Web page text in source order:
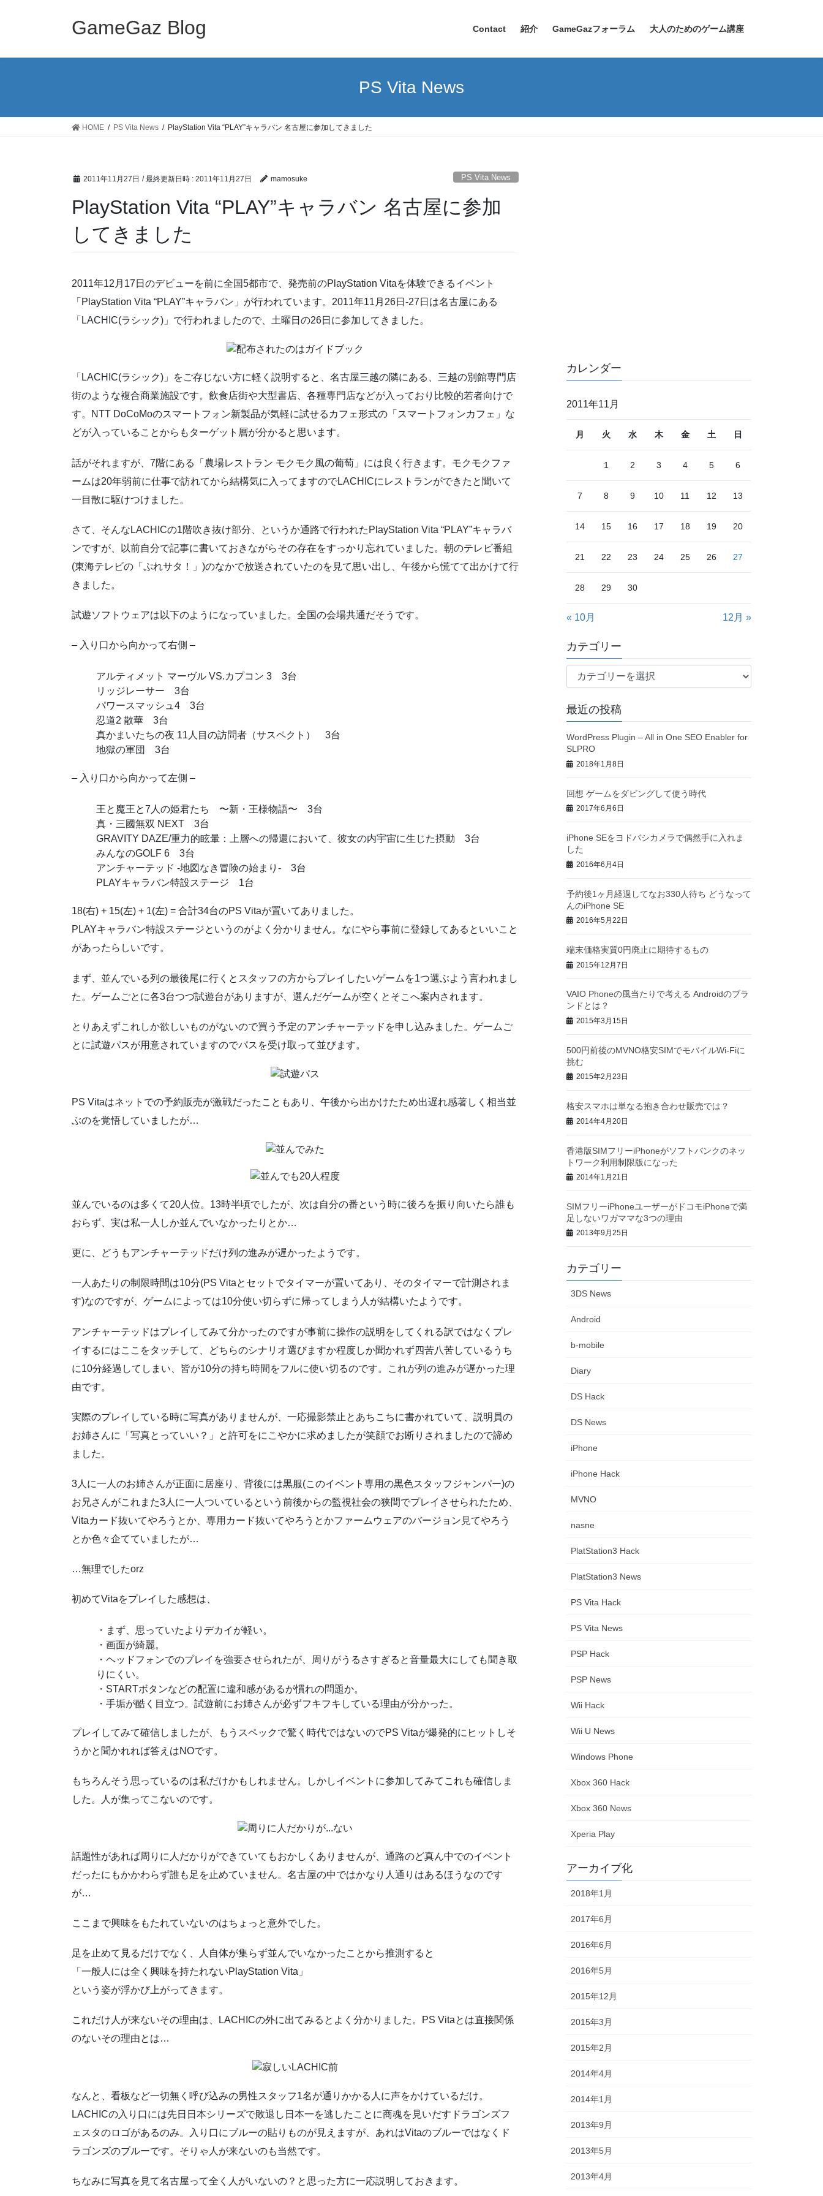
GameGaz Blog Contact 紹介 GameGazフォーラム 大人のためのゲーム講座
PS Vita News
HOME PS Vita News PlayStation Vita “PLAY”キャラバン 名古屋に参加してきました
2011年11月27日 / 最終更新日時 : 2011年11月27日 mamosuke PS Vita News
PlayStation Vita “PLAY”キャラバン 名古屋に参加
してきました
2011年12月17日のデビューを前に全国5都市で、発売前のPlayStation Vitaを体験できるイベント
「PlayStation Vita “PLAY”キャラバン」が行われています。2011年11月26日-27日は名古屋にある
「LACHIC(ラシック)」で行われましたので、土曜日の26日に参加してきました。
「LACHIC(ラシック)」をご存じない方に軽く説明すると、名古屋三越の隣にある、三越の別館専門店
街のような複合商業施設です。飲食店街や大型書店、各種専門店などが入っており比較的若者向けで
す。NTT DoCoMoのスマートフォン新製品が気軽に試せるカフェ形式の「スマートフォンカフェ」な
どが入っていることからもターゲット層が分かると思います。
話がそれますが、7階にある「農場レストラン モクモク風の葡萄」には良く行きます。モクモクファ
ームは20年弱前に仕事で訪れてから結構気に入ってますのでLACHICにレストランができたと聞いて
一目散に駆けつけました。
さて、そんなLACHICの1階吹き抜け部分、というか通路で行われたPlayStation Vita “PLAY”キャラバ
ンですが、以前自分で記事に書いておきながらその存在をすっかり忘れていました。朝のテレビ番組
(東海テレビの「ぷれサタ！」)のなかで放送されていたのを見て思い出し、午後から慌てて出かけて行
きました。
試遊ソフトウェアは以下のようになっていました。全国の会場共通だそうです。
– 入り口から向かって右側 –
アルティメット マーヴル VS.カプコン 3 3台
リッジレーサー 3台
パワースマッシュ4 3台
忍道2 散華 3台
真かまいたちの夜 11人目の訪問者（サスペクト） 3台
地獄の軍団 3台
– 入り口から向かって左側 –
王と魔王と7人の姫君たち 〜新・王様物語〜 3台
真・三國無双 NEXT 3台
GRAVITY DAZE/重力的眩暈：上層への帰還において、彼女の内宇宙に生じた摂動 3台
みんなのGOLF 6 3台
アンチャーテッド -地図なき冒険の始まり- 3台
PLAYキャラバン特設ステージ 1台
18(右) + 15(左) + 1(左) = 合計34台のPS Vitaが置いてありました。
PLAYキャラバン特設ステージというのがよく分かりません。なにやら事前に登録してあるといいこと
があったらしいです。
まず、並んでいる列の最後尾に行くとスタッフの方からプレイしたいゲームを1つ選ぶよう言われまし
た。ゲームごとに各3台つづ試遊台がありますが、選んだゲームが空くとそこへ案内されます。
とりあえずこれしか欲しいものがないので買う予定のアンチャーテッドを申し込みました。ゲームご
とに試遊パスが用意されていますのでパスを受け取って並びます。
PS Vitaはネットでの予約販売が激戦だったこともあり、午後から出かけたため出遅れ感著しく相当並
ぶのを覚悟していましたが…
並んでいるのは多くて20人位。13時半頃でしたが、次は自分の番という時に後ろを振り向いたら誰も
おらず、実は私一人しか並んでいなかったりとか…
更に、どうもアンチャーテッドだけ列の進みが遅かったようです。
一人あたりの制限時間は10分(PS Vitaとセットでタイマーが置いてあり、そのタイマーで計測されま
す)なのですが、ゲームによっては10分使い切らずに帰ってしまう人が結構いたようです。
アンチャーテッドはプレイしてみて分かったのですが事前に操作の説明をしてくれる訳ではなくプレ
イするにはここをタッチして、どちらのシナリオ選びますか程度しか聞かれず四苦八苦しているうち
に10分経過してしまい、皆が10分の持ち時間をフルに使い切るのです。これが列の進みが遅かった理
由です。
実際のプレイしている時に写真がありませんが、一応撮影禁止とあちこちに書かれていて、説明員の
お姉さんに「写真とっていい？」と許可をにこやかに求めましたが笑顔でお断りされましたので諦め
ました。
3人に一人のお姉さんが正面に居座り、背後には黒服(このイベント専用の黒色スタッフジャンパー)の
お兄さんがこれまた3人に一人ついているという前後からの監視社会の狭間でプレイさせられたため、
Vitaカード抜いてやろうとか、専用カード抜いてやろうとかファームウェアのバージョン見てやろう
とか色々企てていましたが…
…無理でしたorz
初めてVitaをプレイした感想は、
・まず、思っていたよりデカイが軽い。
・画面が綺麗。
・ヘッドフォンでのプレイを強要させられたが、周りがうるさすぎると音量最大にしても聞き取
りにくい。
・STARTボタンなどの配置に違和感があるが慣れの問題か。
・手垢が酷く目立つ。試遊前にお姉さんが必ずフキフキしている理由が分かった。
プレイしてみて確信しましたが、もうスペックで驚く時代ではないのでPS Vitaが爆発的にヒットしそ
うかと聞かれれば答えはNOです。
もちろんそう思っているのは私だけかもしれません。しかしイベントに参加してみてこれも確信しま
した。人が集ってこないのです。
話題性があれば周りに人だかりができていてもおかしくありませんが、通路のど真ん中でのイベント
だったにもかかわらず誰も足を止めていません。名古屋の中ではかなり人通りはあるほうなのです
が…
ここまで興味をもたれていないのはちょっと意外でした。
足を止めて見るだけでなく、人自体が集らず並んでいなかったことから推測すると
「一般人には全く興味を持たれないPlayStation Vita」
という姿が浮かび上がってきます。
これだけ人が来ないその理由は、LACHICの外に出てみるとよく分かりました。PS Vitaとは直接関係
のないその理由とは…
なんと、看板など一切無く呼び込みの男性スタッフ1名が通りかかる人に声をかけているだけ。
LACHICの入り口には先日日本シリーズで敗退し日本一を逃したことに商魂を見いだすドラゴンズフ
ェスタのロゴがあるのみ。入り口にブルーの貼りものが見えますが、あれはVitaのブルーではなくド
ラゴンズのブルーです。そりゃ人が来ないのも当然です。
ちなみに写真を見て名古屋って全く人がいないの？と思った方に一応説明しておきます。
カレンダー
2011年11月
月 火 水 木 金 土 日
1 2 3 4 5 6
7 8 9 10 11 12 13
14 15 16 17 18 19 20
21 22 23 24 25 26 27
28 29 30
« 10月 12月 »
カテゴリー
テ
リ
最近の投稿
WordPress Plugin – All in One SEO Enabler for
SLPRO
2018年1月8日
回想 ゲームをダビングして使う時代
2017年6月6日
iPhone SEをヨドバシカメラで偶然手に入れま
した
2016年6月4日
予約後1ヶ月経過してなお330人待ち どうなって
んのiPhone SE
2016年5月22日
端末価格実質0円廃止に期待するもの
2015年12月7日
VAIO Phoneの風当たりで考える Androidのブラ
ンドとは？
2015年3月15日
500円前後のMVNO格安SIMでモバイルWi-Fiに
挑む
2015年2月23日
格安スマホは単なる抱き合わせ販売では？
2014年4月20日
香港版SIMフリーiPhoneがソフトバンクのネッ
トワーク利用制限版になった
2014年1月21日
SIMフリーiPhoneユーザーがドコモiPhoneで満
足しないワガママな3つの理由
2013年9月25日
カテゴリー
3DS News
Android
b-mobile
Diary
DS Hack
DS News
iPhone
iPhone Hack
MVNO
nasne
PlatStation3 Hack
PlatStation3 News
PS Vita Hack
PS Vita News
PSP Hack
PSP News
Wii Hack
Wii U News
Windows Phone
Xbox 360 Hack
Xbox 360 News
Xperia Play
アーカイブ化
2018年1月
2017年6月
2016年6月
2016年5月
2015年12月
2015年3月
2015年2月
2014年4月
2014年1月
2013年9月
2013年5月
2013年4月